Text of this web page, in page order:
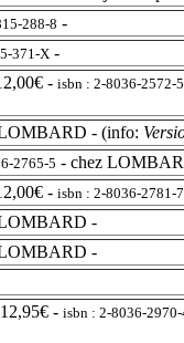
288-8 -
371-X -
- isbn : 2-8036-2572-5
- (info:
2765-5 - chez
- isbn : 2-8036-2781-7
-
-
- isbn : 2-8036-